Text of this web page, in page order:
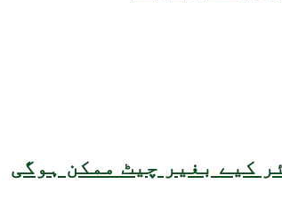
کیے بغیر چیٹ ممکن ہوگی